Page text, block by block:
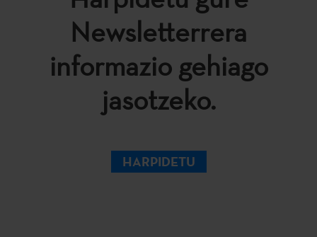
Newsletterrera
informazio gehiago
jasotzeko.
HARPIDETU